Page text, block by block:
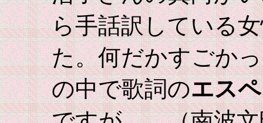
ら手話訳している
た。何だかすごか
の中で歌詞のエス